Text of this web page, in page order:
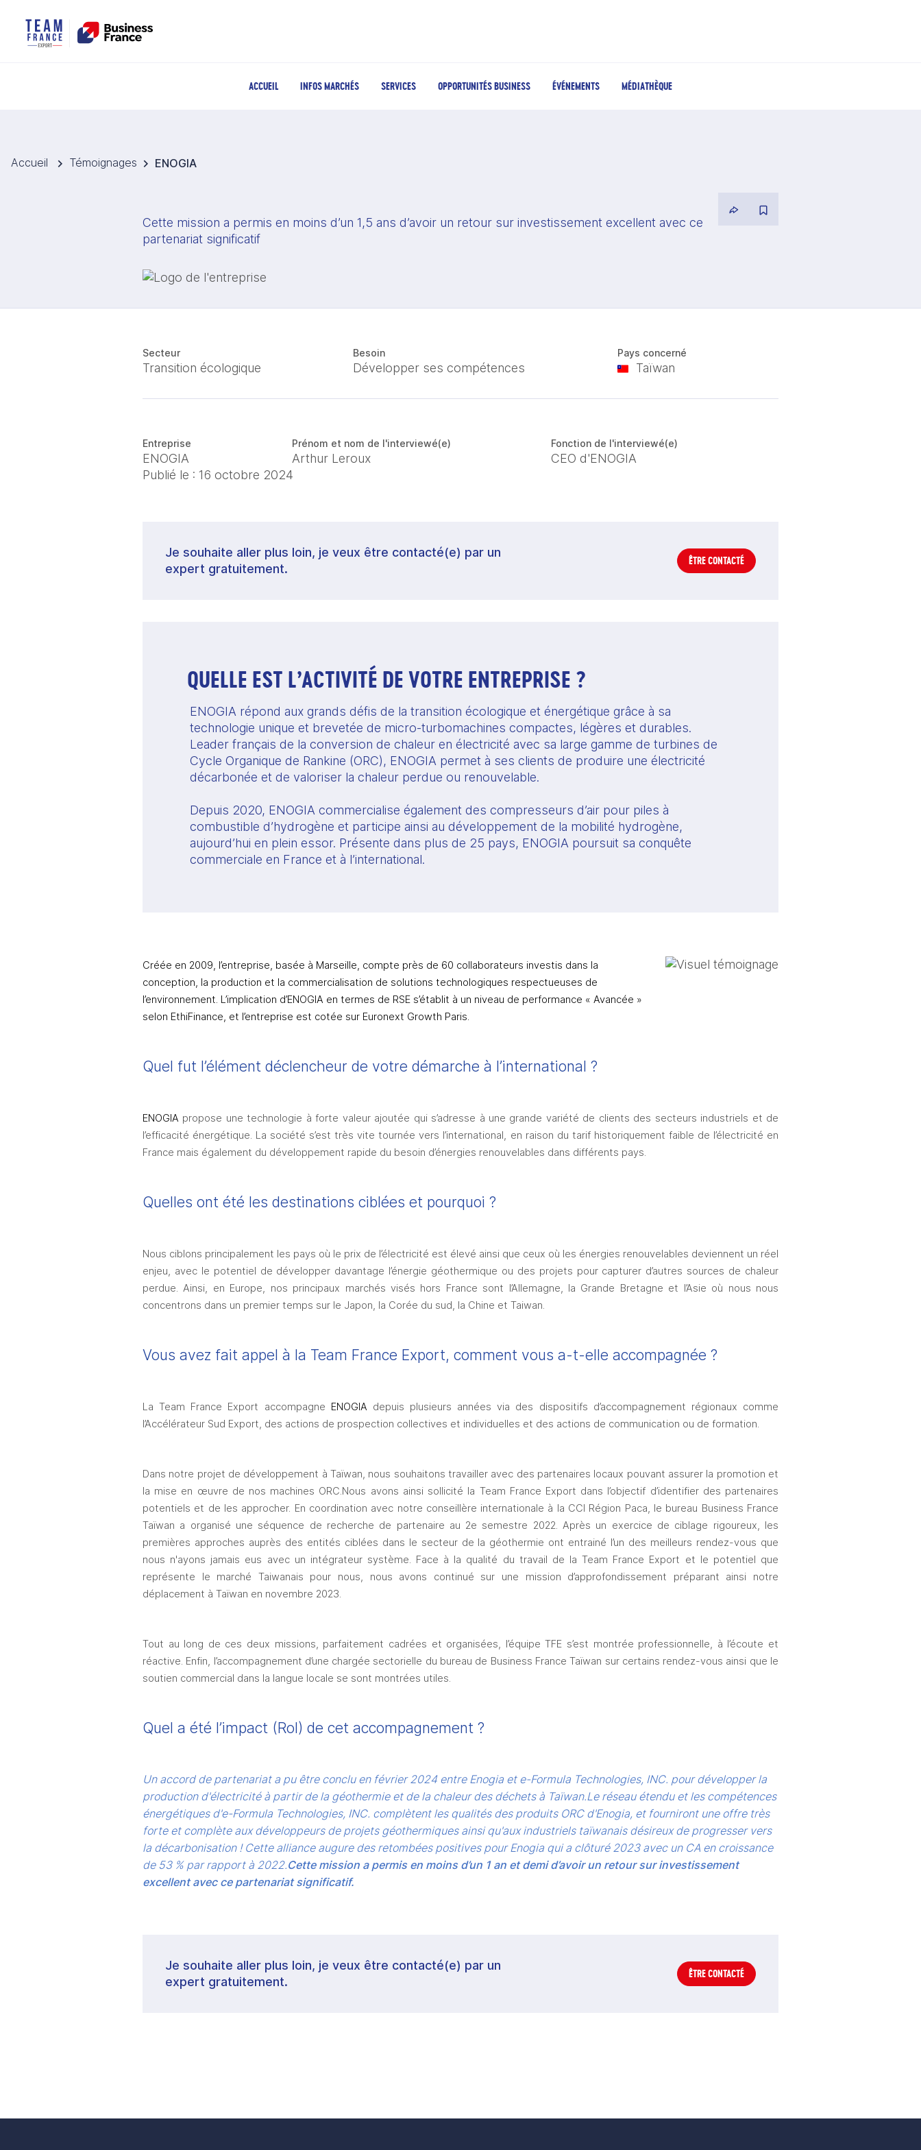
ACCUEIL INFOS MARCHÉS SERVICES OPPORTUNITÉS BUSINESS ÉVÉNEMENTS MÉDIATHÈQUE
Accueil Témoignages ENOGIA
Cette mission a permis en moins d’un 1,5 ans d’avoir un retour sur investissement excellent avec ce
partenariat significatif
Secteur
Transition écologique
Besoin
Développer ses compétences
Pays concerné
Taïwan
Entreprise
ENOGIA
Prénom et nom de l'interviewé(e)
Arthur Leroux
Fonction de l'interviewé(e)
CEO d'ENOGIA
Publié le : 16 octobre 2024
Je souhaite aller plus loin, je veux être contacté(e) par un
expert gratuitement.
ÊTRE CONTACTÉ
QUELLE EST L’ACTIVITÉ DE VOTRE ENTREPRISE ?
ENOGIA répond aux grands défis de la transition écologique et énergétique grâce à sa
technologie unique et brevetée de micro-turbomachines compactes, légères et durables.
Leader français de la conversion de chaleur en électricité avec sa large gamme de turbines de
Cycle Organique de Rankine (ORC), ENOGIA permet à ses clients de produire une électricité
décarbonée et de valoriser la chaleur perdue ou renouvelable.
Depuis 2020, ENOGIA commercialise également des compresseurs d’air pour piles à
combustible d’hydrogène et participe ainsi au développement de la mobilité hydrogène,
aujourd’hui en plein essor. Présente dans plus de 25 pays, ENOGIA poursuit sa conquête
commerciale en France et à l’international.
Créée en 2009, l’entreprise, basée à Marseille, compte près de 60 collaborateurs investis dans la
conception, la production et la commercialisation de solutions technologiques respectueuses de
l’environnement. L’implication d’ENOGIA en termes de RSE s’établit à un niveau de performance « Avancée »
selon EthiFinance, et l’entreprise est cotée sur Euronext Growth Paris.
Quel fut l’élément déclencheur de votre démarche à l’international ?
ENOGIA propose une technologie à forte valeur ajoutée qui s’adresse à une grande variété de clients des secteurs industriels et de
l’efficacité énergétique. La société s’est très vite tournée vers l’international, en raison du tarif historiquement faible de l’électricité en
France mais également du développement rapide du besoin d’énergies renouvelables dans différents pays.
Quelles ont été les destinations ciblées et pourquoi ?
Nous ciblons principalement les pays où le prix de l’électricité est élevé ainsi que ceux où les énergies renouvelables deviennent un réel
enjeu, avec le potentiel de développer davantage l’énergie géothermique ou des projets pour capturer d’autres sources de chaleur
perdue. Ainsi, en Europe, nos principaux marchés visés hors France sont l’Allemagne, la Grande Bretagne et l’Asie où nous nous
concentrons dans un premier temps sur le Japon, la Corée du sud, la Chine et Taiwan.
Vous avez fait appel à la Team France Export, comment vous a-t-elle accompagnée ?
La Team France Export accompagne ENOGIA depuis plusieurs années via des dispositifs d’accompagnement régionaux comme
l’Accélérateur Sud Export, des actions de prospection collectives et individuelles et des actions de communication ou de formation.
Dans notre projet de développement à Taïwan, nous souhaitons travailler avec des partenaires locaux pouvant assurer la promotion et
la mise en œuvre de nos machines ORC.Nous avons ainsi sollicité la Team France Export dans l’objectif d’identifier des partenaires
potentiels et de les approcher. En coordination avec notre conseillère internationale à la CCI Région Paca, le bureau Business France
Taïwan a organisé une séquence de recherche de partenaire au 2e semestre 2022. Après un exercice de ciblage rigoureux, les
premières approches auprès des entités ciblées dans le secteur de la géothermie ont entrainé l’un des meilleurs rendez-vous que
nous n'ayons jamais eus avec un intégrateur système. Face à la qualité du travail de la Team France Export et le potentiel que
représente le marché Taiwanais pour nous, nous avons continué sur une mission d’approfondissement préparant ainsi notre
déplacement à Taïwan en novembre 2023.
Tout au long de ces deux missions, parfaitement cadrées et organisées, l’équipe TFE s’est montrée professionnelle, à l’écoute et
réactive. Enfin, l’accompagnement d’une chargée sectorielle du bureau de Business France Taïwan sur certains rendez-vous ainsi que le
soutien commercial dans la langue locale se sont montrées utiles.
Quel a été l’impact (RoI) de cet accompagnement ?
Un accord de partenariat a pu être conclu en février 2024 entre Enogia et e-Formula Technologies, INC. pour développer la
production d'électricité à partir de la géothermie et de la chaleur des déchets à Taïwan.Le réseau étendu et les compétences
énergétiques d'e-Formula Technologies, INC. complètent les qualités des produits ORC d'Enogia, et fourniront une offre très
forte et complète aux développeurs de projets géothermiques ainsi qu'aux industriels taïwanais désireux de progresser vers
la décarbonisation ! Cette alliance augure des retombées positives pour Enogia qui a clôturé 2023 avec un CA en croissance
de 53 % par rapport à 2022.Cette mission a permis en moins d’un 1 an et demi d’avoir un retour sur investissement
excellent avec ce partenariat significatif.
Je souhaite aller plus loin, je veux être contacté(e) par un
expert gratuitement.
ÊTRE CONTACTÉ